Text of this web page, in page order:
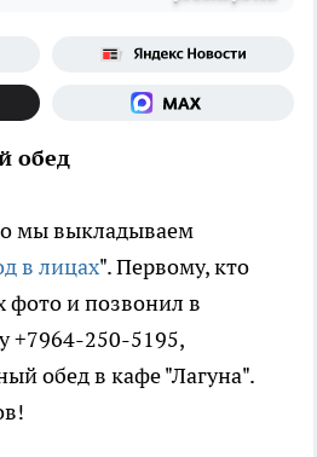
обед
мы выкладываем
в лицах". Первому, кто
фото и позвонил в
+7964-250-5195,
обед в кафе "Лагуна".